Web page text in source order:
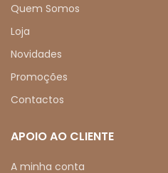
Quem Somos
Loja
Novidades
Promoções
Contactos
APOIO AO CLIENTE
A minha conta